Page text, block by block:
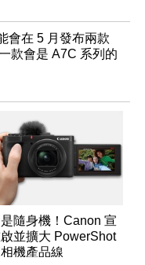
會在 5 月發布兩款
款會是 A7C 系列的
隨身機！Canon 宣
並擴大 PowerShot
機產品線